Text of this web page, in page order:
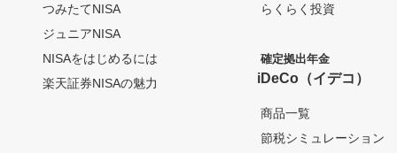
つみたてNISA
ジュニアNISA
NISAをはじめるには
楽天証券NISAの魅力
らくらく投資
確定拠出年金
iDeCo（イデコ）
商品一覧
節税シミュレーション